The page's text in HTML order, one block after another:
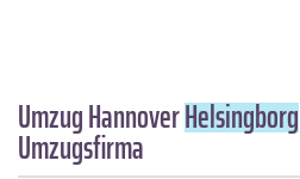
Umzug HannoverHelsingborg
Umzugsfirma